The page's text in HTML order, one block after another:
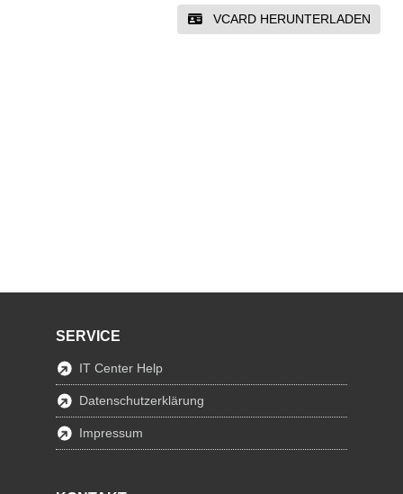
VCARD HERUNTERLADEN
SERVICE
IT Center Help
Datenschutzerklärung
Impressum